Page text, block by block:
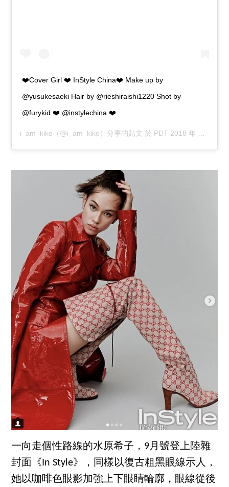
❤️Cover Girl ❤️ InStyle China❤️ Make up by
@yusukesaeki Hair by @rieshiraishi1220 Shot by
@furykid ❤️ @instylechina ❤️
i_am_kiko （@i_am_kiko）分享的貼文 於 PDT 2018 年 9月 月 3 日 下午 8:37
一向走個性路線的水原希子，9月號登上陸雜
封面《In Style》，同樣以復古粗黑眼線示人，
她以咖啡色眼影加強上下眼睛輪廓，眼線從後